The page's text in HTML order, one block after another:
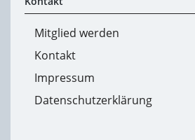
Mitglied werden
Kontakt
Impressum
Datenschutzerklärung